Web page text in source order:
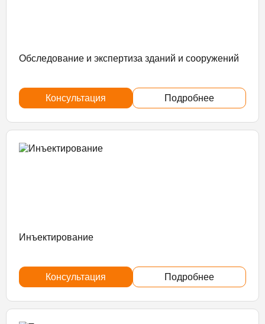
Обследование и экспертиза зданий и сооружений
Консультация Подробнее
Инъектирование
Консультация Подробнее